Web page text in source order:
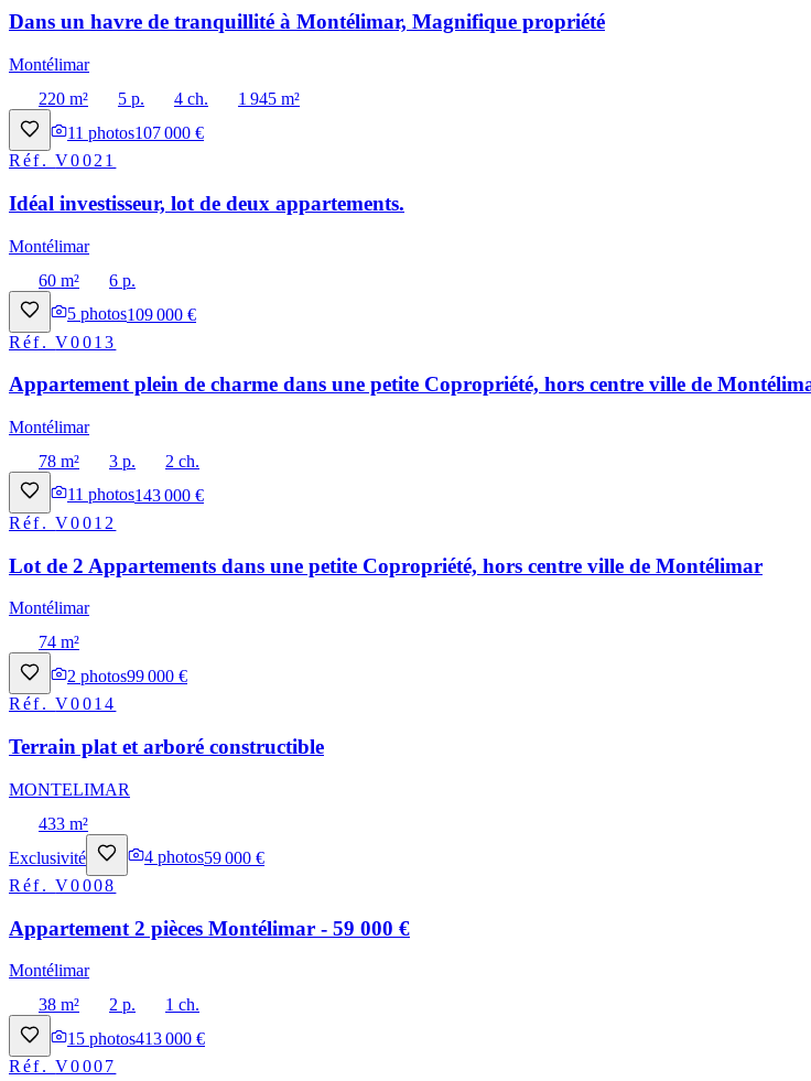
Dans un havre de tranquillité à Montélimar, Magnifique propriété
Montélimar
220 m²
5 p. 4 ch.
1 945 m²
11 photos107 000 €
Réf.V0021
Idéal investisseur, lot de deux appartements.
Montélimar
60 m²
6 p.
5 photos109 000 €
Réf.V0013
Appartement plein de charme dans une petite Copropriété, hors centre ville de
Montélimar
78 m²
3 p.
2 ch.
11 photos143 000 €
Réf.V0012
Lot de 2 Appartements dans une petite Copropriété, hors centre ville de Montélimar
Montélimar
74 m²
2 photos99 000 €
Réf.V0014
Terrain plat et arboré constructible
MONTELIMAR
433 m²
Exclusivité
4 photos59 000 €
Réf.V0008
Appartement 2 pièces Montélimar - 59 000 €
Montélimar
38 m²
2 p.
1 ch.
15 photos413 000 €
Réf.V0007